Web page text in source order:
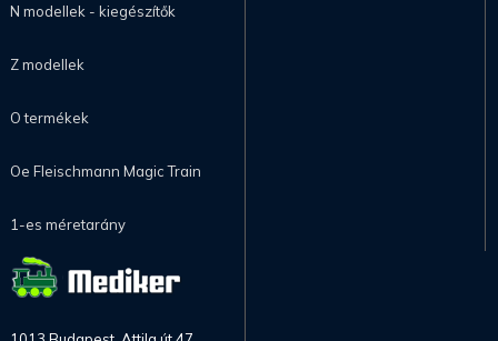
N modellek - kiegészítők
Z modellek
O termékek
Oe Fleischmann Magic Train
1-es méretarány